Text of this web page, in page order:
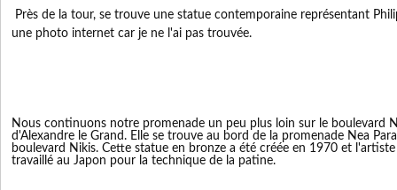
Près de la tour, se trouve une statue contemporaine représentant
une photo internet car je ne l'ai pas trouvée.
Nous continuons notre promenade un peu plus loin sur le boulevard
d'Alexandre le Grand. Elle se trouve au bord de la promenade Nea
boulevard Nikis. Cette statue en bronze a été créée en 1970 et
travaillé au Japon pour la technique de la patine.